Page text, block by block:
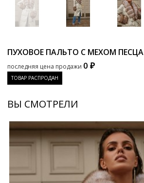
ПУХОВОЕ ПАЛЬТО С МЕХОМ ПЕСЦА
последняя цена продажи 0 ₽
ТОВАР РАСПРОДАН
ВЫ СМОТРЕЛИ